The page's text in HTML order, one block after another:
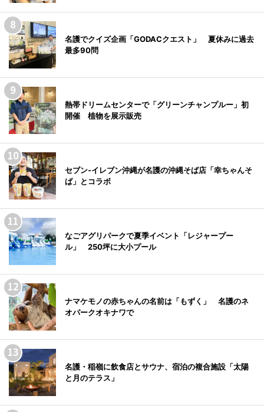
名護でクイズ企画「GODACクエスト」 夏休みに過去
最多90問
熱帯ドリームセンターで「グリーンチャンプルー」初
開催 植物を展示販売
セブン‐イレブン沖縄が名護の沖縄そば店「幸ちゃんそ
ば」とコラボ
なごアグリパークで夏季イベント「レジャープー
ル」 250坪に大小プール
ナマケモノの赤ちゃんの名前は「もずく」 名護のネ
オパークオキナワで
名護・稲嶺に飲食店とサウナ、宿泊の複合施設「太陽
と月のテラス」